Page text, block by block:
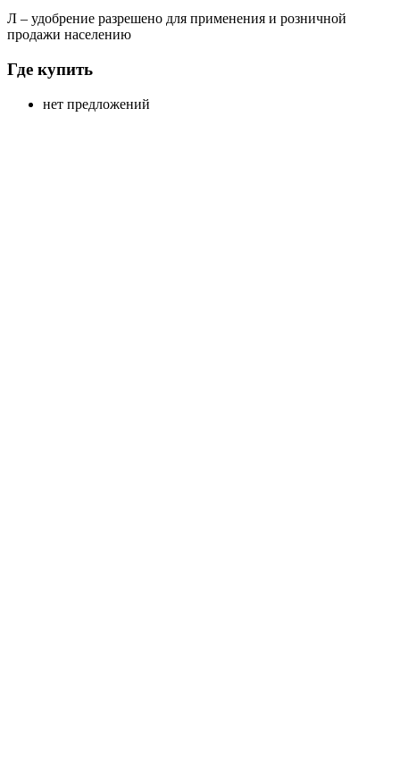
Л – удобрение разрешено для применения и розничной
продажи населению
Где купить
нет предложений